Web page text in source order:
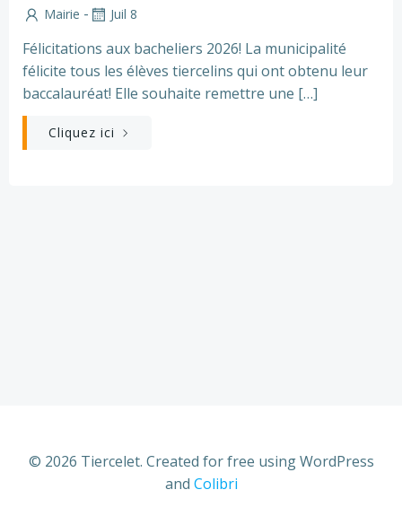
Mairie - Juil 8
Félicitations aux bacheliers 2026! La municipalité
félicite tous les élèves tiercelins qui ont obtenu leur
baccalauréat! Elle souhaite remettre une […]
Cliquez ici
© 2026 Tiercelet. Created for free using WordPress
and Colibri